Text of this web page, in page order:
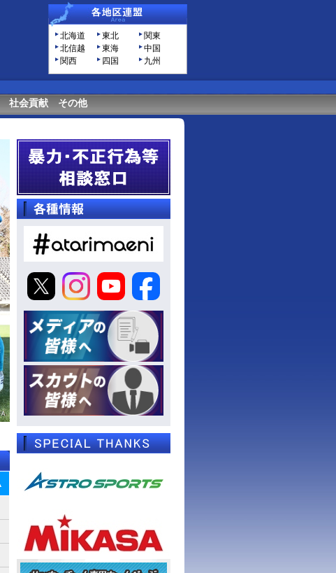
北海道 東北
関東
北信越
東海
中国
関西
四国 九州
社会貢献 その他